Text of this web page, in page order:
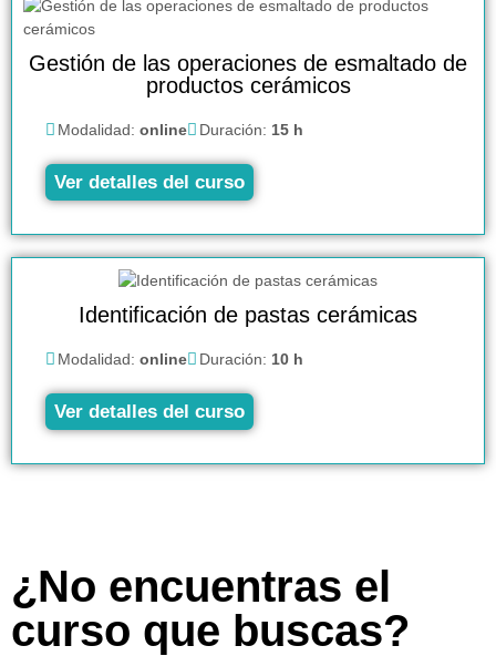
Gestión de las operaciones de esmaltado de
productos cerámicos
Modalidad: online Duración: 15 h
Ver detalles del curso
Identificación de pastas cerámicas
Modalidad: online Duración: 10 h
Ver detalles del curso
¿No encuentras el
curso que buscas?